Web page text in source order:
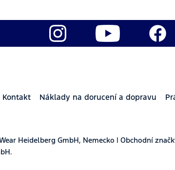
Kontakt Náklady na dorucení a dopravu
Heidelberg GmbH, Nemecko | Obchodní